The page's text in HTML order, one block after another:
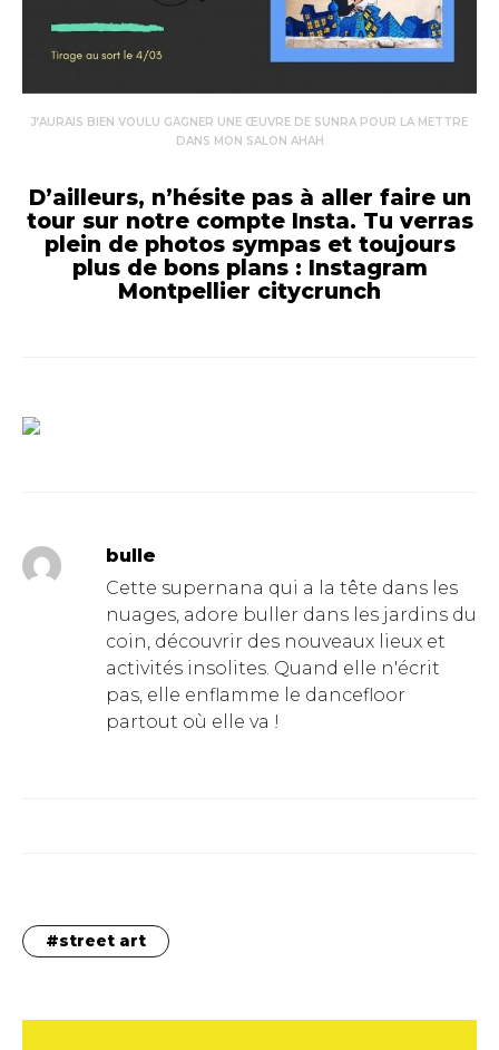
J’AURAIS BIEN VOULU GAGNER UNE ŒUVRE DE SUNRA POUR LA METTRE
DANS MON SALON AHAH
D’ailleurs, n’hésite pas à aller faire un
tour sur notre compte Insta. Tu verras
plein de photos sympas et toujours
plus de bons plans : Instagram
Montpellier citycrunch
bulle
Cette supernana qui a la tête dans les
nuages, adore buller dans les jardins du
coin, découvrir des nouveaux lieux et
activités insolites. Quand elle n'écrit
pas, elle enflamme le dancefloor
partout où elle va !
street art